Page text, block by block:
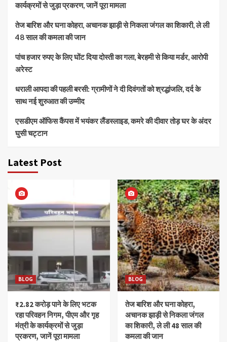
कार्यक्रमों से जुड़ा प्रकरण, जानें पूरा मामला
तेज बारिश और घना कोहरा, अचानक झाड़ी से निकला जंगल का शिकारी, ले ली
48 साल की कमला की जान
पांच हजार रुपए के लिए घोंट दिया दोस्ती का गला, बेरहमी से किया मर्डर, आरोपी
अरेस्ट
धराली आपदा की पहली बरसी: ग्रामीणों ने दी दिवंगतों को श्रद्धांजलि, दर्द के
साथ नई शुरुआत की उम्मीद
एसडीएम ऑफिस कैंपस में भयंकर लैंडस्लाइड, कमरे की दीवार तोड़ घर के अंदर
घुसी चट्टान
Latest Post
BLOG
₹2.82 करोड़ पाने के लिए भटक
रहा परिवहन निगम, पीएम और गृह
मंत्री के कार्यक्रमों से जुड़ा
प्रकरण, जानें पूरा मामला
BLOG
तेज बारिश और घना कोहरा,
अचानक झाड़ी से निकला जंगल
का शिकारी, ले ली 48 साल की
कमला की जान